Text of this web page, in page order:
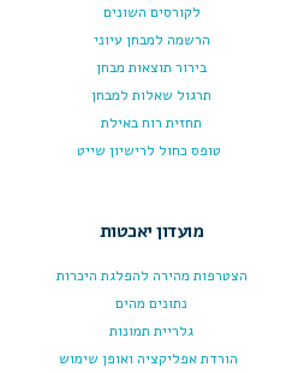
לקורסים השונים
הרשמה למבחן עיוני
בירור תוצאות מבחן
תרגול שאלות למבחן
תחזית רוח באילת
טופס כחול לרישיון שייט
מועדון יאכטות
הצטרפות מהירה להפלגת היכרות
נתונים מהים
גלריית תמונות
הורדת אפליקציה ואופן שימוש